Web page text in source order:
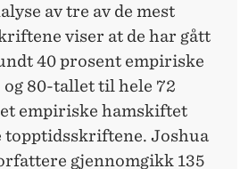
av tre av de mest
viser at de har gått
40 prosent empiriske
80-tallet til hele 72
empiriske hamskiftet
topptidsskriftene. Joshua
gjennomgikk 135